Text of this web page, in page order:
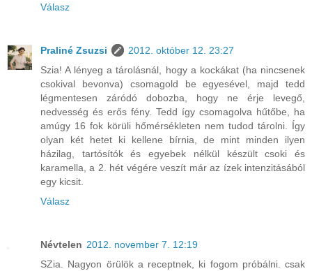
Válasz
Praliné Zsuzsi
2012. október 12. 23:27
Szia! A lényeg a tárolásnál, hogy a kockákat (ha nincsenek
csokival bevonva) csomagold be egyesével, majd tedd
légmentesen záródó dobozba, hogy ne érje levegő,
nedvesség és erős fény. Tedd így csomagolva hűtőbe, ha
amúgy 16 fok körüli hőmérsékleten nem tudod tárolni. Így
olyan két hetet ki kellene bírnia, de mint minden ilyen
házilag, tartósítók és egyebek nélkül készült csoki és
karamella, a 2. hét végére veszít már az ízek intenzitásából
egy kicsit.
Válasz
Névtelen 2012. november 7. 12:19
SZia. Nagyon örülök a receptnek, ki fogom próbálni. csak